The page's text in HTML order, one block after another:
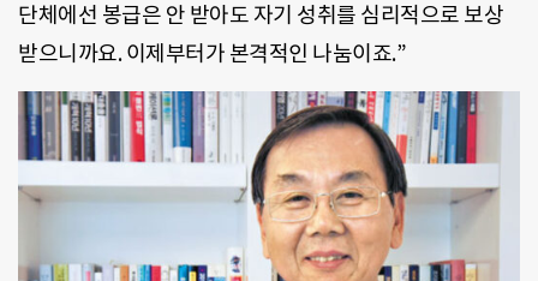
단체에선 봉급은 안 받아도 자기 성취를 심리적으로 보상
받으니까요. 이제부터가 본격적인 나눔이죠.”